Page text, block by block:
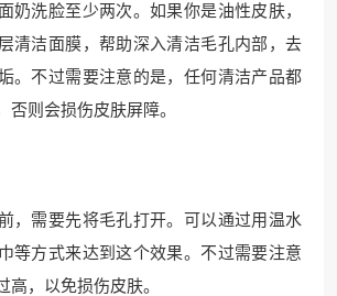
奶洗脸至少两次。如果你是油性皮肤，
清洁面膜，帮助深入清洁毛孔内部，去
。不过需要注意的是，任何清洁产品都
否则会损伤皮肤屏障。
，需要先将毛孔打开。可以通过用温水
等方式来达到这个效果。不过需要注意
高，以免损伤皮肤。